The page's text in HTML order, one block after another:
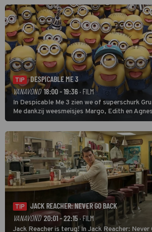
buitencategorie. De aanloop naar de slotklim
TIP
DESPICABLE ME 3
VANAVOND 18:00 - 19:36· FILM
In Despicable Me 3 zien we of superschurk
Me dankzij weesmeisjes Margo, Edith en
het rechte pad maakte, ook op dat pad weet
TIP
JACK REACHER: NEVER GO BACK
VANAVOND 20:01 - 22:15· FILM
Jack Reacher is terug! In Jack Reacher: